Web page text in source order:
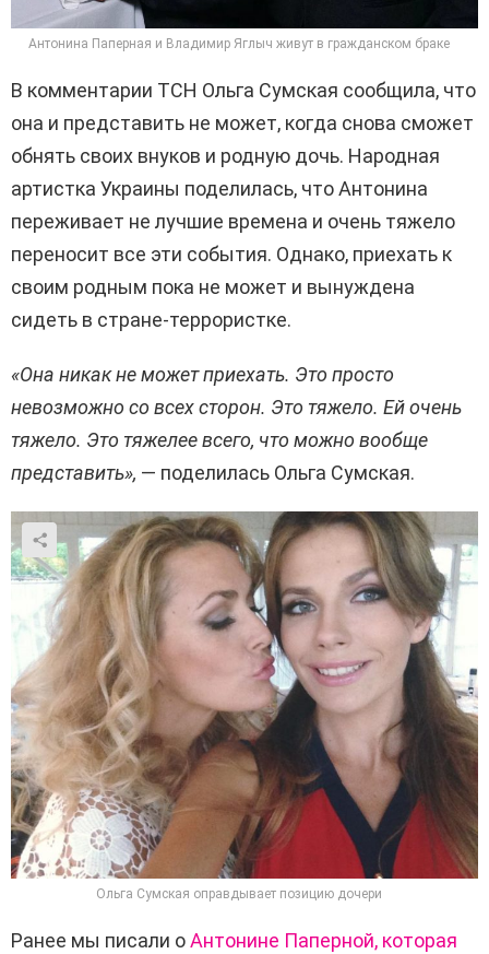
Антонина Паперная и Владимир Яглыч живут в гражданском браке
В комментарии ТСН Ольга Сумская сообщила, что
она и представить не может, когда снова сможет
обнять своих внуков и родную дочь. Народная
артистка Украины поделилась, что Антонина
переживает не лучшие времена и очень тяжело
переносит все эти события. Однако, приехать к
своим родным пока не может и вынуждена
сидеть в стране-террористке.
«Она никак не может приехать. Это просто
невозможно со всех сторон. Это тяжело. Ей очень
тяжело. Это тяжелее всего, что можно вообще
представить», — поделилась Ольга Сумская.
Ольга Сумская оправдывает позицию дочери
Ранее мы писали оАнтонине Паперной, которая